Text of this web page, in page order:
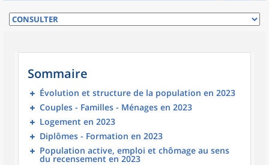
Sommaire
Évolution et structure de la population en 2023
Couples - Familles - Ménages en 2023
Logement en 2023
Diplômes - Formation en 2023
Population active, emploi et chômage au sens
du recensement en 2023